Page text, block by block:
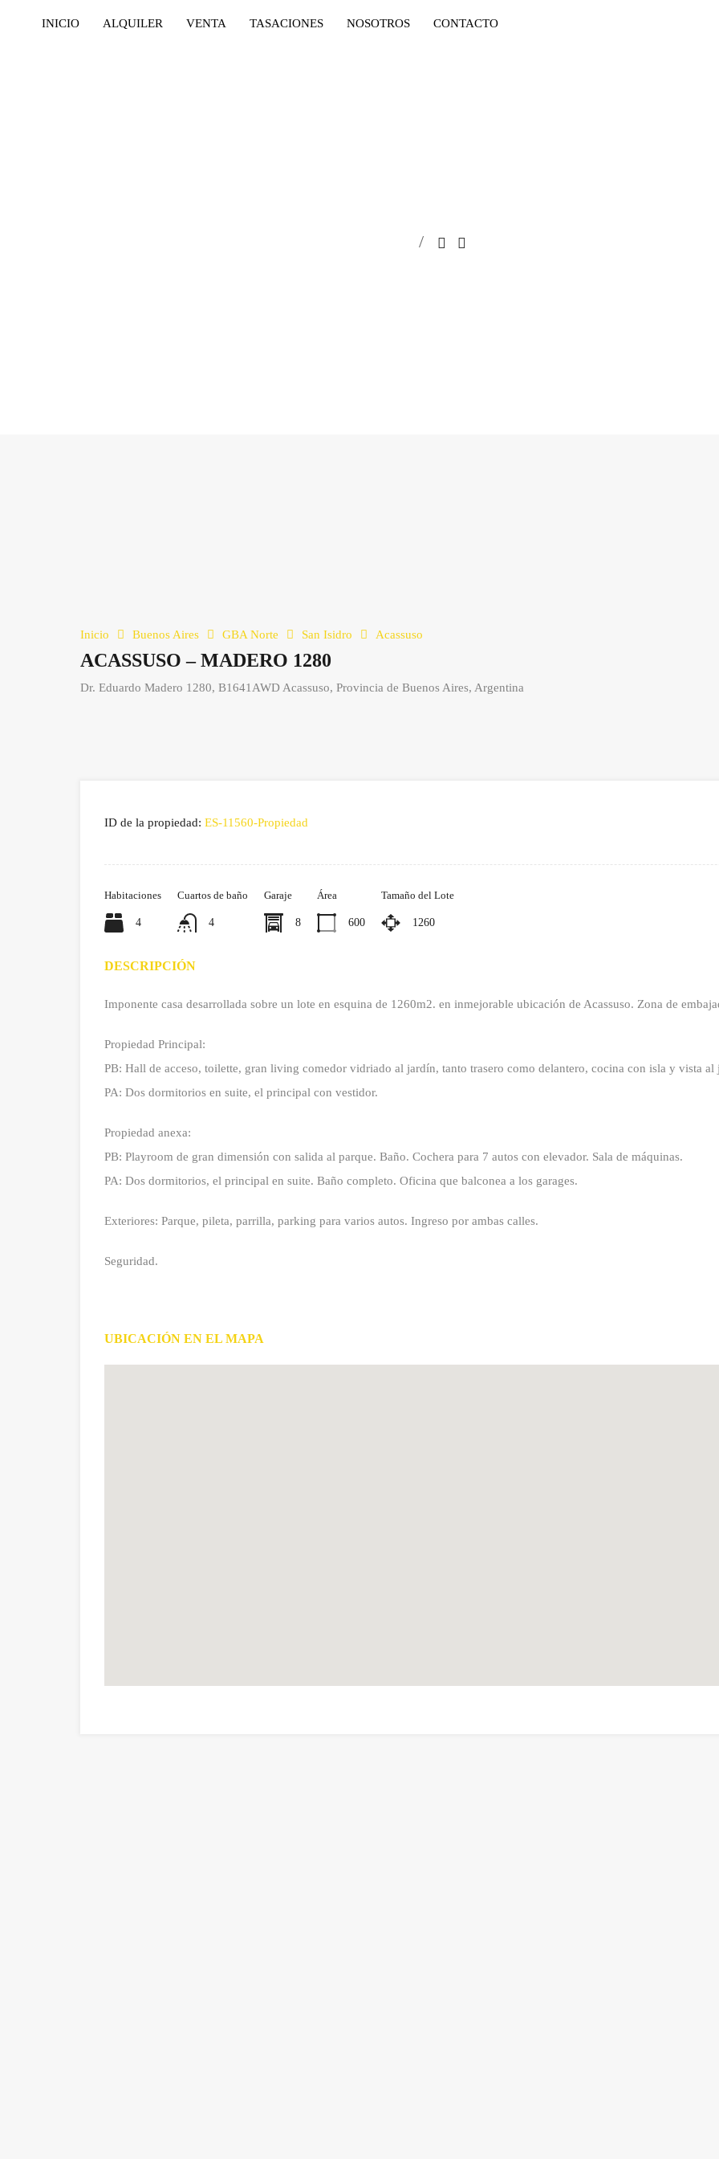
INICIO ALQUILER VENTA TASACIONES NOSOTROS CONTACTO
Inicio Buenos Aires GBA Norte San Isidro Acassuso
ACASSUSO – MADERO 1280
Dr. Eduardo Madero 1280, B1641AWD Acassuso, Provincia de Buenos Aires, Argentina
ID de la propiedad: ES-11560-Propiedad
Habitaciones
4
Cuartos de baño
4
Garaje
8
Área
600
Tamaño del Lote
1260
DESCRIPCIÓN
Imponente casa desarrollada sobre un lote en esquina de 1260m2. en inmejorable ubicación de Acassuso. Zona de
Propiedad Principal:
PB: Hall de acceso, toilette, gran living comedor vidriado al jardín, tanto trasero como delantero, cocina con isla y vista al
PA: Dos dormitorios en suite, el principal con vestidor.
Propiedad anexa:
PB: Playroom de gran dimensión con salida al parque. Baño. Cochera para 7 autos con elevador. Sala de máquinas.
PA: Dos dormitorios, el principal en suite. Baño completo. Oficina que balconea a los garages.
Exteriores: Parque, pileta, parrilla, parking para varios autos. Ingreso por ambas calles.
Seguridad.
UBICACIÓN EN EL MAPA